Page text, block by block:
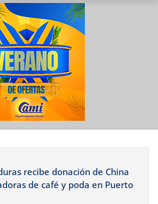
recibe donación de China
de café y poda en Puerto